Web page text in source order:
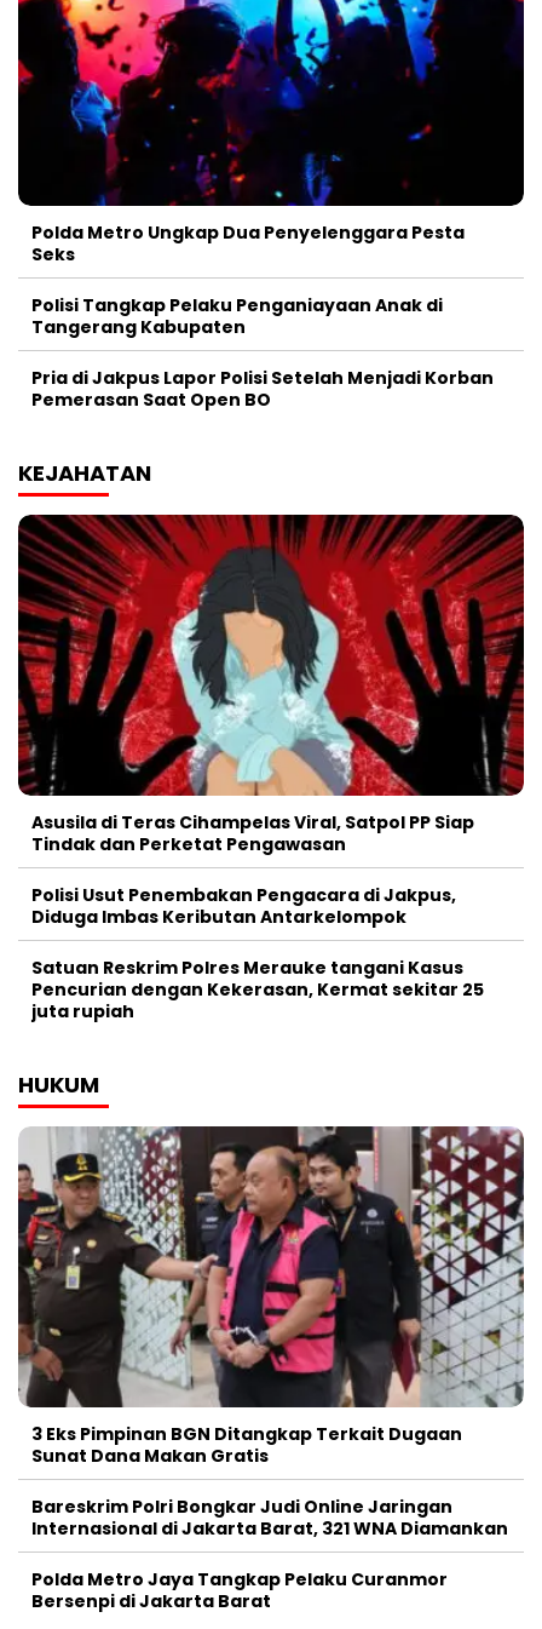
Polda Metro Ungkap Dua Penyelenggara Pesta
Seks
Polisi Tangkap Pelaku Penganiayaan Anak di
Tangerang Kabupaten
Pria di Jakpus Lapor Polisi Setelah Menjadi Korban
Pemerasan Saat Open BO
KEJAHATAN
Asusila di Teras Cihampelas Viral, Satpol PP Siap
Tindak dan Perketat Pengawasan
Polisi Usut Penembakan Pengacara di Jakpus,
Diduga Imbas Keributan Antarkelompok
Satuan Reskrim Polres Merauke tangani Kasus
Pencurian dengan Kekerasan, Kermat sekitar 25
juta rupiah
HUKUM
3 Eks Pimpinan BGN Ditangkap Terkait Dugaan
Sunat Dana Makan Gratis
Bareskrim Polri Bongkar Judi Online Jaringan
Internasional di Jakarta Barat, 321 WNA Diamankan
Polda Metro Jaya Tangkap Pelaku Curanmor
Bersenpi di Jakarta Barat